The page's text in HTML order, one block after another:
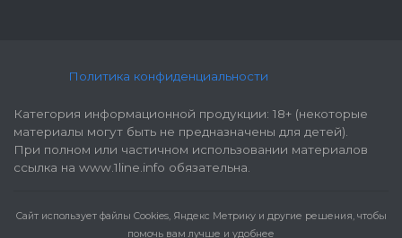
Политика конфиденциальности
Категория информационной продукции: 18+ (некоторые
материалы могут быть не предназначены для детей).
При полном или частичном использовании материалов
ссылка на www.1line.info обязательна.
Cайт использует файлы Cookies, Яндекс Метрику и другие решения, чтобы
помочь вам лучше и удобнее